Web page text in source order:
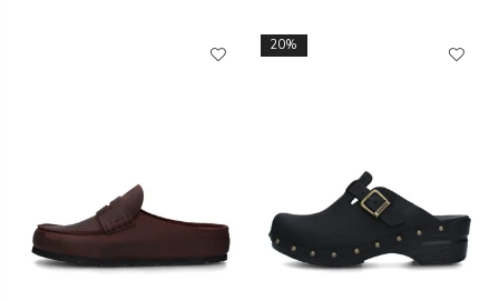
20%